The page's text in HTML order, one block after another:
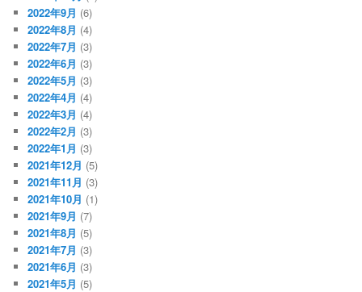
2022年9月 (6)
2022年8月 (4)
2022年7月 (3)
2022年6月 (3)
2022年5月 (3)
2022年4月 (4)
2022年3月 (4)
2022年2月 (3)
2022年1月 (3)
2021年12月 (5)
2021年11月 (3)
2021年10月 (1)
2021年9月 (7)
2021年8月 (5)
2021年7月 (3)
2021年6月 (3)
2021年5月 (5)